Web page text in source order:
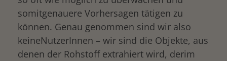
somitgenauere Vorhersagen tätigen zu
können. Genau genommen sind wir also
keineNutzerInnen – wir sind die Objekte, aus
denen der Rohstoff extrahiert wird, derim